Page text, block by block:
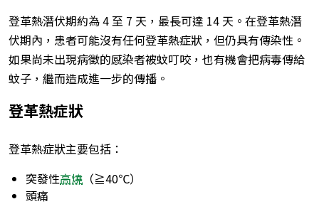
登革熱潛伏期約為 4 至 7 天，最長可達 14 天。在登革熱潛
伏期內，患者可能沒有任何登革熱症狀，但仍具有傳染性。
如果尚未出現病徵的感染者被蚊叮咬，也有機會把病毒傳給
蚊子，繼而造成進一步的傳播。
登革熱症狀
登革熱症狀主要包括：
突發性高燒 （≧40℃）
頭痛